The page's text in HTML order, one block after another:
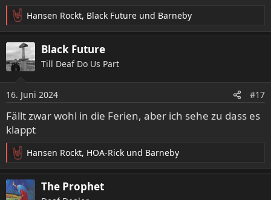
R
e
a
k
t
n
e
n
:
Hansen Rockt, Black Future und Barneby
Black Future
Till Deaf Do Us Part
16. Juni 2024 #17
Fällt zwar wohl in die Ferien, aber ich sehe zu dass es
klappt
R
e
a
k
Hansen Rockt, HOA-Rick und Barneby
The Prophet